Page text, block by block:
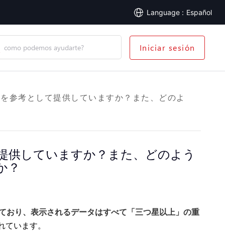
Español
como podemos ayudarte? Iniciar sesión
参考として提供していますか？また、どのよ
供していますか？また、どのよう
？
おり、表示されるデータはすべて「三つ星以上」の重
ています。